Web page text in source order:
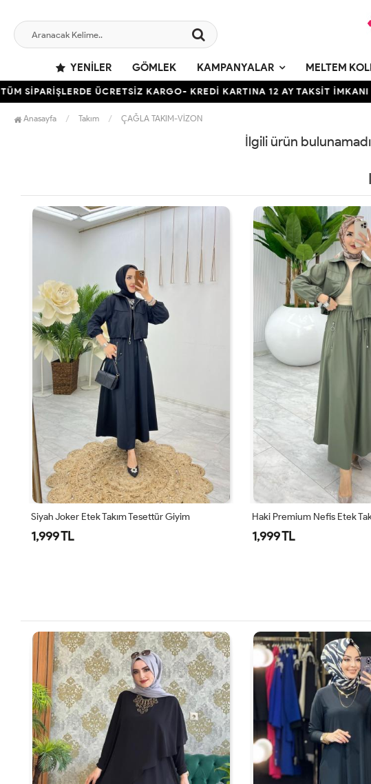
YENILER GÖMLEK KAMPANYALAR MELTEM
SİPARİŞLERDE ÜCRETSİZ KARGO- KREDİ KARTINA 12 AY TAKSİT İMKANI
Anasayfa Takım ÇAĞLA TAKIM-VİZON
İlgili ürün
Siyah Joker Etek Takım Tesettür Giyim
1,999 TL
Haki Premium Nefis Etek
1,999 TL